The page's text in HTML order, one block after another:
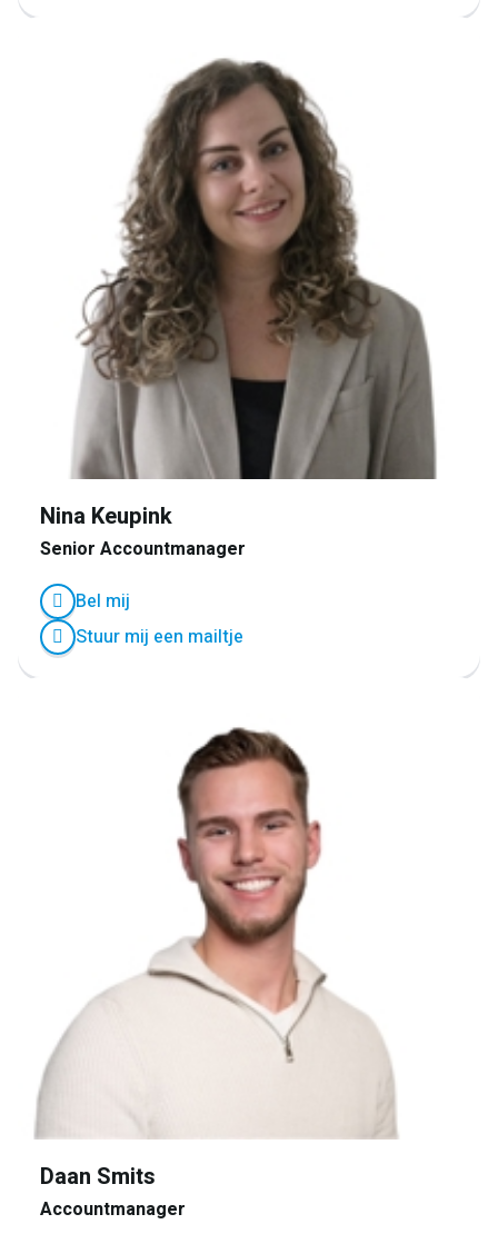
Nina Keupink
Senior Accountmanager
Bel mij
Stuur mij een mailtje
Daan Smits
Accountmanager